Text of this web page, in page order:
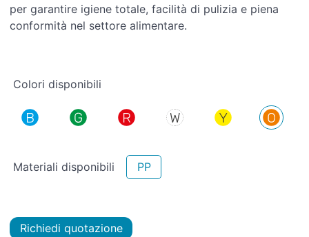
per garantire igiene totale, facilità di pulizia e piena
conformità nel settore alimentare.
Colori disponibili
Materiali disponibili PP
Richiedi quotazione